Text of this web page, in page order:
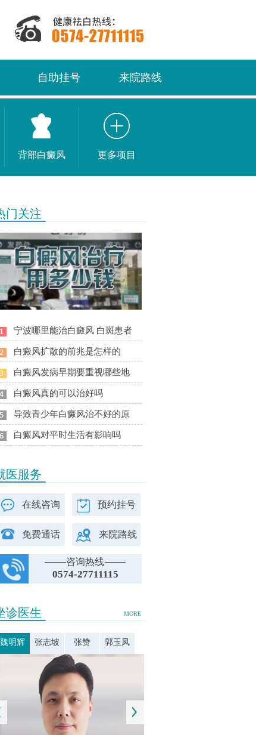
自助挂号 来院路线
背部白癜风 更多项目
门关注
宁波哪里能治白癜风 白斑患者
白癜风扩散的前兆是怎样的
白癜风发病早期要重视哪些地
白癜风真的可以治好吗
导致青少年白癜风治不好的原
白癜风对平时生活有影响吗
医服务
在线咨询 预约挂号
免费通话 来院路线
咨询热线
0574-27711115
MORE
诊医生
魏明辉 张志坡 张赞 郭玉凤